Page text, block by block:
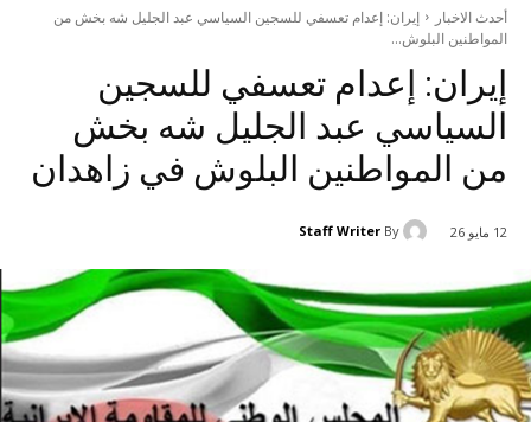
أحدث الاخبار
إيران: إعدام تعسفي للسجين السياسي عبد الجليل شه بخش من
المواطنين البلوش...
إيران: إعدام تعسفي للسجين
السياسي عبد الجليل شه بخش
من المواطنين البلوش في زاهدان
12 مايو 26 By
Staff Writer